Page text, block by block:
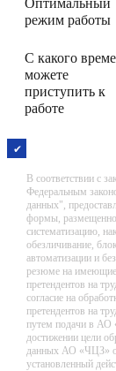
Оптимальный
режим работы
С какого
можете
приступить к
работе
В соответствии с
Федеральным
данных",
формы,
систематизацию,
обезличивание,
автоматизации и
резюме на
претендентов на
согласие на
претендентов на
путем подачи в АО
достижении цели
данных АО «ЧЦЗ»
установленный